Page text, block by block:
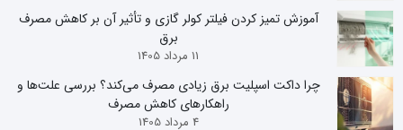
آموزش تمیز کردن فیلتر کولر گازی و تأثیر آن بر کاهش مصرف
برق
11 مرداد 1405
چرا داکت اسپلیت برق زیادی مصرف می‌کند؟ بررسی علت‌ها و
راهکارهای کاهش مصرف
4 مرداد 1405